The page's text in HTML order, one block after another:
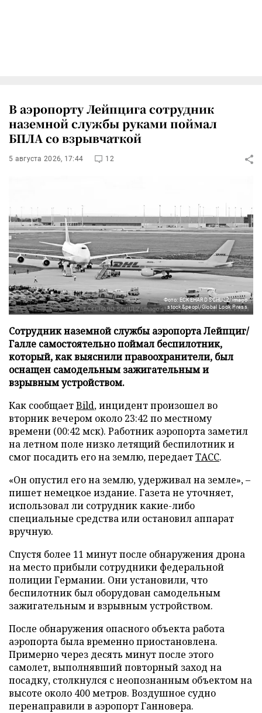
В аэропорту Лейпцига сотрудник
наземной службы руками поймал
БПЛА со взрывчаткой
5 августа 2026, 17:44 12
Фото: ECKEHARD SCHULZ/imago
stock&peopl/Global Look Press
Сотрудник наземной службы аэропорта Лейпциг/
Галле самостоятельно поймал беспилотник,
который, как выяснили правоохранители, был
оснащен самодельным зажигательным и
взрывным устройством.
Как сообщаетBild, инцидент произошел во
вторник вечером около 23:42 по местному
времени (00:42 мск). Работник аэропорта заметил
на летном поле низко летящий беспилотник и
смог посадить его на землю, передаетТАСС.
«Он опустил его на землю, удерживал на земле», –
пишет немецкое издание. Газета не уточняет,
использовал ли сотрудник какие-либо
специальные средства или остановил аппарат
вручную.
Спустя более 11 минут после обнаружения дрона
на место прибыли сотрудники федеральной
полиции Германии. Они установили, что
беспилотник был оборудован самодельным
зажигательным и взрывным устройством.
После обнаружения опасного объекта работа
аэропорта была временно приостановлена.
Примерно через десять минут после этого
самолет, выполнявший повторный заход на
посадку, столкнулся с неопознанным объектом на
высоте около 400 метров. Воздушное судно
перенаправили в аэропорт Ганновера.